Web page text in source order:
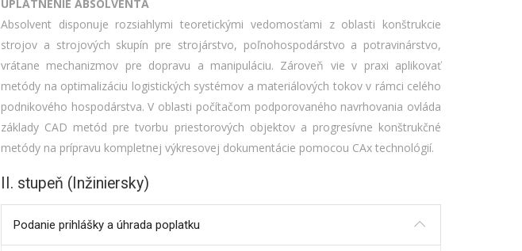
UPLATNENIE ABSOLVENTA
Absolvent disponuje rozsiahlymi teoretickými vedomosťami z oblasti konštrukcie
strojov a strojových skupín pre strojárstvo, poľnohospodárstvo a potravinárstvo,
vrátane mechanizmov pre dopravu a manipuláciu. Zároveň vie v praxi aplikovať
metódy na optimalizáciu logistických systémov a materiálových tokov v rámci celého
podnikového hospodárstva. V oblasti počítačom podporovaného navrhovania ovláda
základy CAD metód pre tvorbu priestorových objektov a progresívne konštrukčné
metódy na prípravu kompletnej výkresovej dokumentácie pomocou CAx technológií.
II. stupeň (Inžiniersky)
Podanie prihlášky a úhrada poplatku